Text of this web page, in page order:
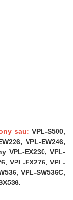
sau: VPL-S500,
VPL-EW246,
VPL-EX230, VPL-
VPL-EX276, VPL-
VPL-SW536C,